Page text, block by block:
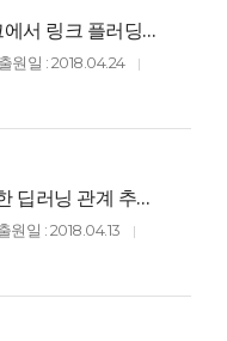
서 링크 플러딩
방법, 시스템 및
METHOD,
PROGRAM
출원일 : 2018.04.24 |
딥러닝 관계 추출
관계 추출 성능
method for
of deep
원일 : 2018.04.13 |